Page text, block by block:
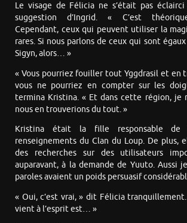
Le visage de Félicia ne s’était pas
suggestion d’Ingrid. « C’est
Cependant, ceux qui peuvent utiliser la
rares. Si nous parlons de ceux qui sont
Sigyn, alors… »
« Vous pourriez fouiller tout Yggdrasil et en
vous ne pourriez en compter sur les
termina Kristina. « Et dans cette région, je
nous en trouverions du tout. »
Kristina était la fille responsable
renseignements du Clan du Loup. De plus,
des recherches sur des utilisateurs
auparavant, à la demande de Yuuto. Aussi
paroles avaient un poids persuasif
« Oui, c’est vrai, » dit Félicia
vient à l’esprit est… »